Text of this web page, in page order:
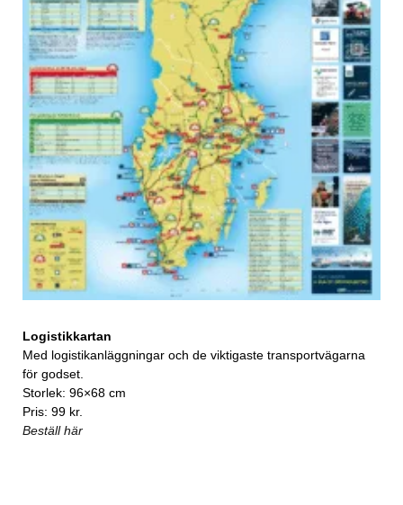
Logistikkartan
Med logistikanläggningar och de viktigaste transportvägarna
för godset.
Storlek: 96×68 cm
Pris: 99 kr.
Beställ här